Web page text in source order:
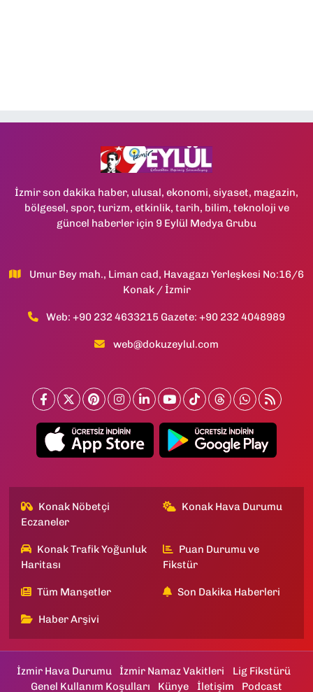
İzmir son dakika haber, ulusal, ekonomi, siyaset, magazin,
bölgesel, spor, turizm, etkinlik, tarih, bilim, teknoloji ve
güncel haberler için 9 Eylül Medya Grubu
Umur Bey mah., Liman cad, Havagazı Yerleşkesi No:16/6
Konak / İzmir
Web: +90 232 4633215 Gazete: +90 232 4048989
web@dokuzeylul.com
Konak Nöbetçi
Eczaneler
Konak Hava Durumu
Konak Trafik Yoğunluk
Haritası
Puan Durumu ve
Fikstür
Tüm Manşetler Son Dakika Haberleri
Haber Arşivi
İzmir Hava Durumu İzmir Namaz Vakitleri
Lig Fikstürü
Genel Kullanım Koşulları
Künye İletişim Podcast